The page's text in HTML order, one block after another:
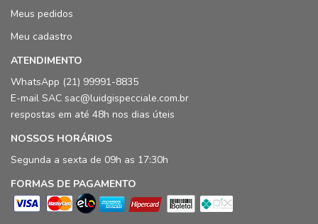
Meus pedidos
Meu cadastro
ATENDIMENTO
WhatsApp (21) 99991-8835
E-mail SAC sac@luidgispecciale.com.br
respostas em até 48h nos dias úteis
NOSSOS HORÁRIOS
Segunda a sexta de 09h as 17:30h
FORMAS DE PAGAMENTO